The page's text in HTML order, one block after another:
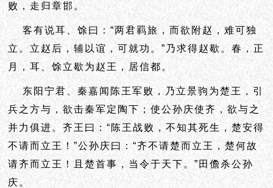
败，走归章邯。
客有说耳、馀曰：“两君羁旅，而欲附赵，难可独
立。立赵后，辅以谊，可就功。”乃求得赵歇。春，正
月，耳、馀立歇为赵王，居信都。
东阳宁君、秦嘉闻陈王军败，乃立景驹为楚王，引
兵之方与，欲击秦军定陶下；使公孙庆使齐，欲与之
并力俱进。齐王曰：“陈王战败，不知其死生，楚安得
不请而立王！”公孙庆曰：“齐不请楚而立王，楚何故
请齐而立王！且楚首事，当令于天下。”田儋杀公孙
庆。